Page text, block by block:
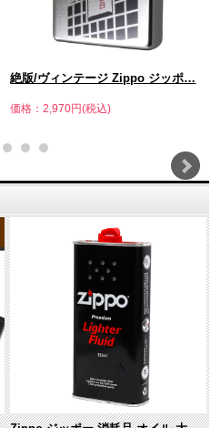
絶版/ヴィンテージ Zippo ジッポ…
価格：2,970円(税込)